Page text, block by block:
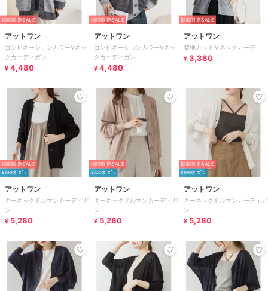
期間限定SALE
アットワン
コンビネーションカラーVネッ
クカーディガン
¥ 4,480
期間限定SALE
アットワン
コンビネーションカラーVネッ
クカーディガン
¥ 4,480
期間限定SALE
アットワン
梨地カットＶネックカーデ
¥ 3,380
期間限定SALE
¥888ｸｰﾎﾟﾝ
アットワン
キーネックドルマンカーディガ
ン
¥ 5,280
期間限定SALE
¥888ｸｰﾎﾟﾝ
アットワン
キーネックドルマンカーディガ
ン
¥ 5,280
期間限定SALE
¥888ｸｰﾎﾟﾝ
アットワン
キーネックドルマンカーディガ
ン
¥ 5,280